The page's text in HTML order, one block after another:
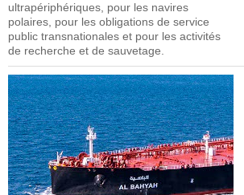
ultrapériphériques, pour les navires
polaires, pour les obligations de service
public transnationales et pour les activités
de recherche et de sauvetage.